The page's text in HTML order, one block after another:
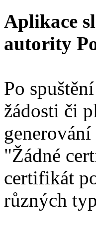
Aplikace
autority
Po
žádosti či
"Žádné
certifikát
různých